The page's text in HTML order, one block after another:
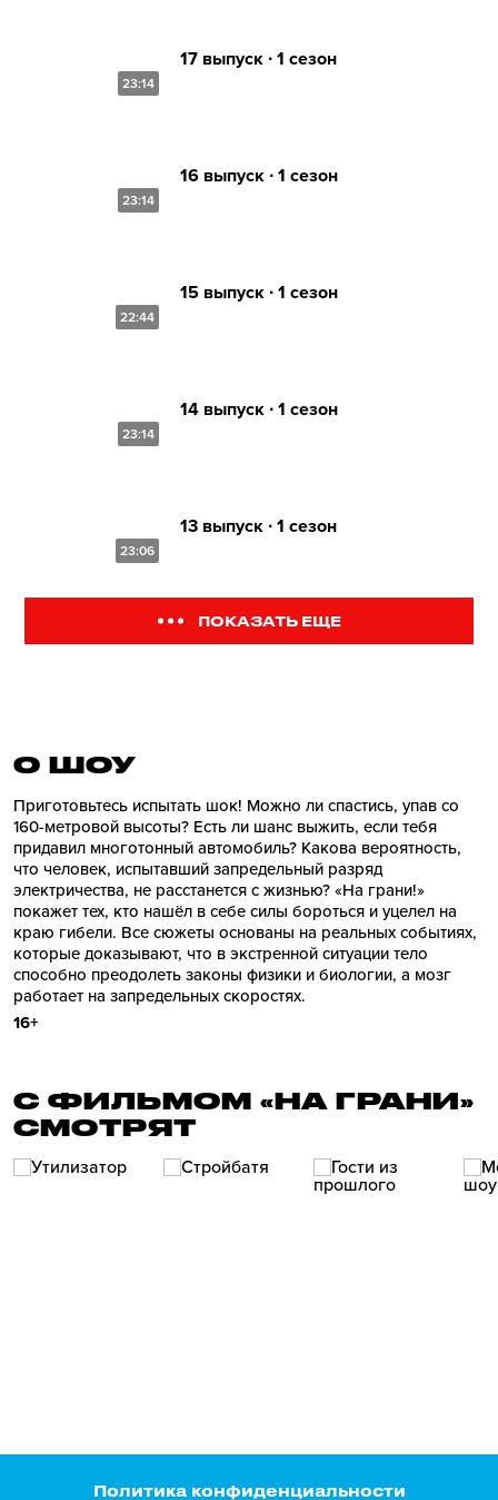
23:14
17 выпуск ∙ 1 сезон
23:14
16 выпуск ∙ 1 сезон
22:44
15 выпуск ∙ 1 сезон
23:14
14 выпуск ∙ 1 сезон
23:06
13 выпуск ∙ 1 сезон
ПОКАЗАТЬ ЕЩЕ
О ШОУ
Приготовьтесь испытать шок! Можно ли спастись, упав со
160-метровой высоты? Есть ли шанс выжить, если тебя
придавил многотонный автомобиль? Какова вероятность,
что человек, испытавший запредельный разряд
электричества, не расстанется с жизнью? «На грани!»
покажет тех, кто нашёл в себе силы бороться и уцелел на
краю гибели. Все сюжеты основаны на реальных событиях,
которые доказывают, что в экстренной ситуации тело
способно преодолеть законы физики и биологии, а мозг
работает на запредельных скоростях.
16+
С ФИЛЬМОМ «НА ГРАНИ»
СМОТРЯТ
Политика конфиденциальности